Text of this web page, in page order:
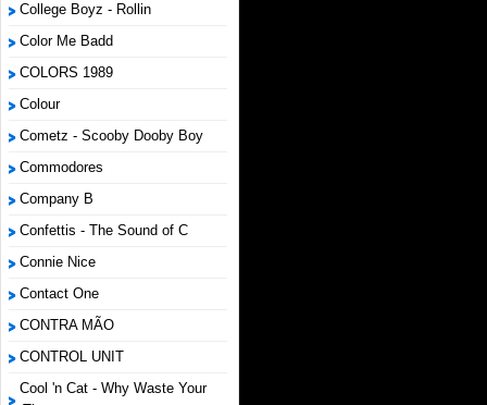
College Boyz ‎- Rollin
Color Me Badd
COLORS 1989
Colour
Cometz - Scooby Dooby Boy
Commodores
Company B
Confettis - The Sound of C
Connie Nice
Contact One
CONTRA MÃO
CONTROL UNIT
Cool 'n Cat - Why Waste Your